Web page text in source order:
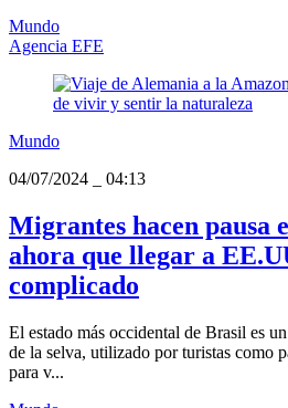
Mundo
Agencia EFE
Mundo
04/07/2024
04:13
Migrantes hacen pausa
ahora que llegar a
complicado
El estado más occidental de Brasil es
de la selva, utilizado por turistas como
para v...